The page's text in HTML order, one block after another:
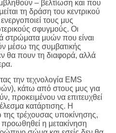
– βελτίωση και που
τη δράση του κεντρικού
τους μυς
σφυγμούς. Οι
στρώματα μυών που είναι
μέσω της συμβατικής
θα πουν τη διαφορά, αλλά
την τεχνολογία EMS
κάτω από στους μυς για
προκειμένου να επιτευχθεί
κατάρτισης. Η
της τρέχουσας υποκίνησης,
η μετακίνηση